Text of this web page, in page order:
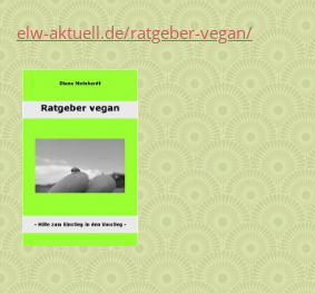
elw-aktuell.de/ratgeber-vegan/